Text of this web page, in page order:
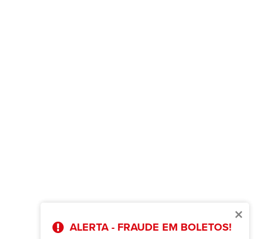
×
ALERTA - FRAUDE EM BOLETOS!